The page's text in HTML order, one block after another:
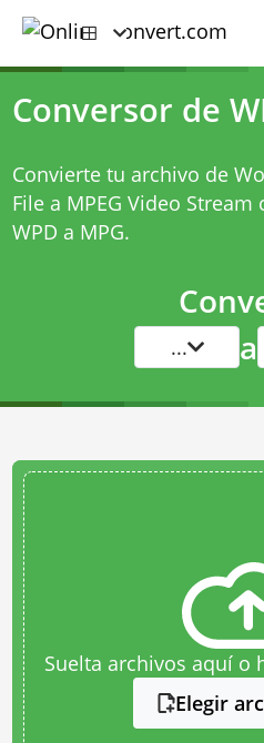
Conversor de
Convierte tu archivo de
File a MPEG Video Stream
WPD a MPG.
... a
Suelta archivos aquí o
Elegir